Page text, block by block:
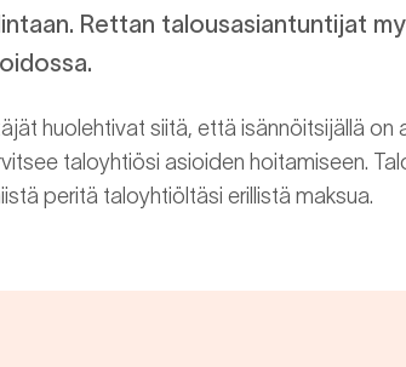
Rettan talousasiantuntijat
huolehtivat siitä, että isännöitsijällä on
taloyhtiösi asioiden hoitamiseen.
peritä taloyhtiöltäsi erillistä maksua.